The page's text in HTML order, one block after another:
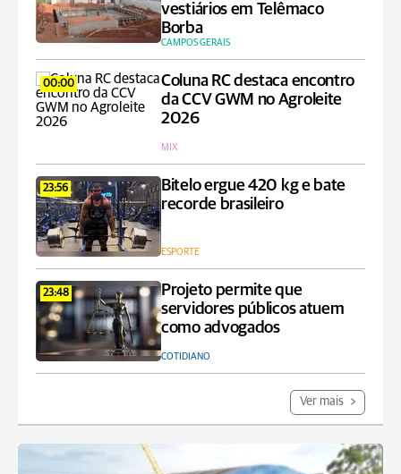
vestiários em Telêmaco
Borba
CAMPOS GERAIS
00:00
Coluna RC destaca encontro
da CCV GWM no Agroleite
2026
MIX
23:56
Bitelo ergue 420 kg e bate
recorde brasileiro
ESPORTE
23:48
Projeto permite que
servidores públicos atuem
como advogados
COTIDIANO
Ver mais